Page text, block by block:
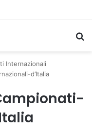
Internazionali
d’Italia